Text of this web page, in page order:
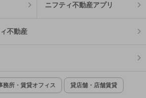
ニフティ不動産アプリ
不動産
務所・賃貸オフィス 貸店舗・店舗賃貸